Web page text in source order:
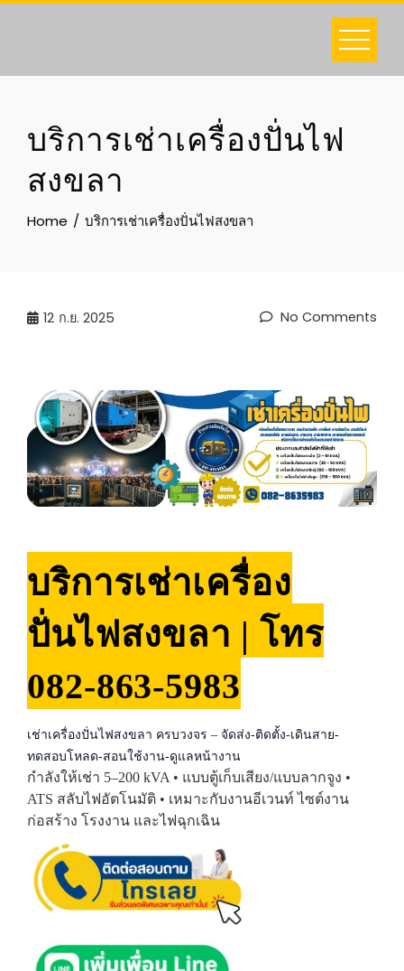
Skip
บริการเช่าเครื่องปั่นไฟ
สงขลา
Home บริการเช่าเครื่องปั่นไฟสงขลา
12 ก.ย. 2025 No Comments
บริการเช่าเครื่อง
ปั่นไฟสงขลา | โทร
082-863-5983
เช่าเครื่องปั่นไฟสงขลา ครบวงจร – จัดส่ง-ติดตั้ง-เดินสาย-
ทดสอบโหลด-สอนใช้งาน-ดูแลหน้างาน
กำลังให้เช่า 5–200 kVA • แบบตู้เก็บเสียง/แบบลากจูง •
ATS สลับไฟอัตโนมัติ • เหมาะกับงานอีเวนท์ ไซต์งาน
ก่อสร้าง โรงงาน และไฟฉุกเฉิน